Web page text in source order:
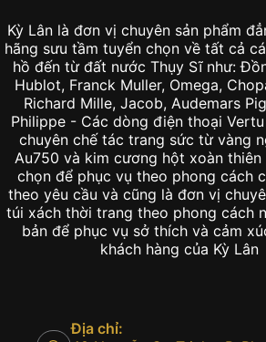
Kỳ Lân là đơn vị chuyên sản phẩm
hãng sưu tầm tuyển chọn về tất cả
hồ đến từ đất nước Thụy Sĩ như:
Hublot, Franck Muller, Omega,
Richard Mille, Jacob, Audemars
Philippe - Các dòng điện thoại
chuyên chế tác trang sức từ vàng
Au750 và kim cương hột xoàn thiên
chọn để phục vụ theo phong cách
theo yêu cầu và cũng là đơn vị
túi xách thời trang theo phong cách
bản để phục vụ sở thích và cảm
khách hàng của Kỳ Lân
Địa chỉ: